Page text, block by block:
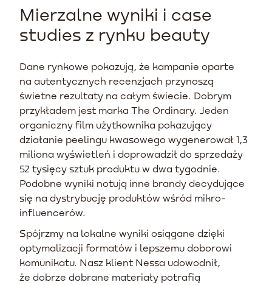
Mierzalne wyniki i case
studies z rynku beauty
Dane rynkowe pokazują, że kampanie oparte
na autentycznych recenzjach przynoszą
świetne rezultaty na całym świecie. Dobrym
przykładem jest marka The Ordinary. Jeden
organiczny film użytkownika pokazujący
działanie peelingu kwasowego wygenerował 1,3
miliona wyświetleń i doprowadził do sprzedaży
52 tysięcy sztuk produktu w dwa tygodnie.
Podobne wyniki notują inne brandy decydujące
się na dystrybucję produktów wśród mikro-
influencerów.
Spójrzmy na lokalne wyniki osiągane dzięki
optymalizacji formatów i lepszemu doborowi
komunikatu. Nasz klient Nessa udowodnił,
że dobrze dobrane materiały potrafią